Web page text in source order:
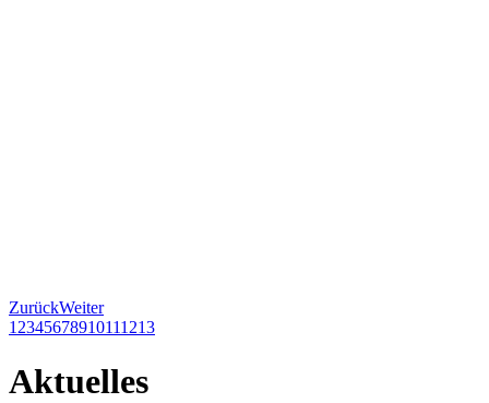
ZurückWeiter
1 2345678910111213
Aktuelles